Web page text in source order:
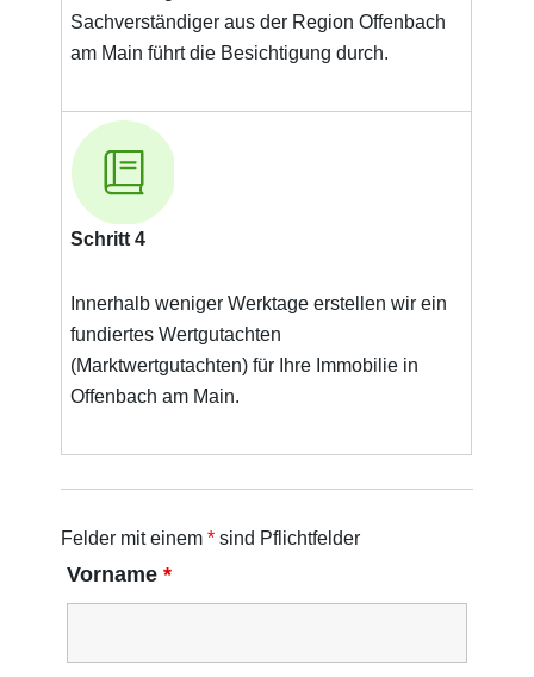
Sachverständiger aus der Region Offenbach
am Main führt die Besichtigung durch.
Schritt 4
Innerhalb weniger Werktage erstellen wir ein
fundiertes Wertgutachten
(Marktwertgutachten) für Ihre Immobilie in
Offenbach am Main.
Felder mit einem* sind Pflichtfelder
Vorname*